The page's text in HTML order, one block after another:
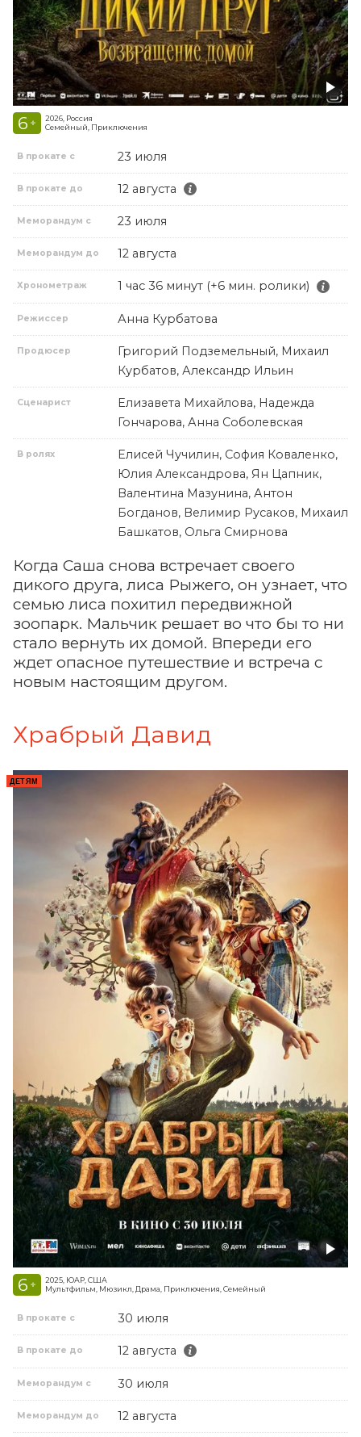
6 +
2026, Россия
Семейный, Приключения
В прокате с 23 июля
В прокате до 12 августа
Меморандум с 23 июля
Меморандум до 12 августа
Хронометраж 1 час 36 минут (+6 мин. ролики)
Режиссер Анна Курбатова
Продюсер
Григорий Подземельный, Михаил
Курбатов, Александр Ильин
Сценарист
Елизавета Михайлова, Надежда
Гончарова, Анна Соболевская
В ролях
Елисей Чучилин, София Коваленко,
Юлия Александрова, Ян Цапник,
Валентина Мазунина, Антон
Богданов, Велимир Русаков, Михаил
Башкатов, Ольга Смирнова
Когда Саша снова встречает своего
дикого друга, лиса Рыжего, он узнает, что
семью лиса похитил передвижной
зоопарк. Мальчик решает во что бы то ни
стало вернуть их домой. Впереди его
ждет опасное путешествие и встреча с
новым настоящим другом.
Храбрый Давид
ДЕТЯМ
6 +
2025, ЮАР, США
Мультфильм, Мюзикл, Драма, Приключения, Семейный
В прокате с 30 июля
В прокате до 12 августа
Меморандум с 30 июля
Меморандум до 12 августа